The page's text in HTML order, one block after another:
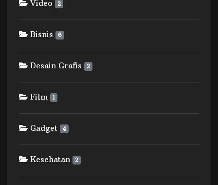
Video 2
Bisnis 6
Desain Grafis 2
Film 1
Gadget 4
Kesehatan 2